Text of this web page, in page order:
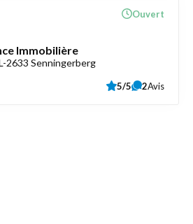
Immobilière
2633 Senningerberg
Ouvert
5/5 2Avis